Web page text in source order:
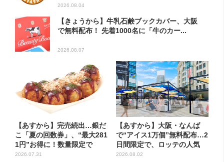
2026.08.04
【きょうから】牛乳石鹸ブックカバー、大阪
で無料配布！ 先着1000名に「牛のカー...
2026.08.07
【あすから】完売続出…銀だ
こ「夏の回数券」、“最大281
1円”お得に！数量限定で
2026.07.31
【あすから】大阪・なんば
で“アイス1万個”無料配布…2
日間限定で、ロッテの人気
商...
2026.08.02